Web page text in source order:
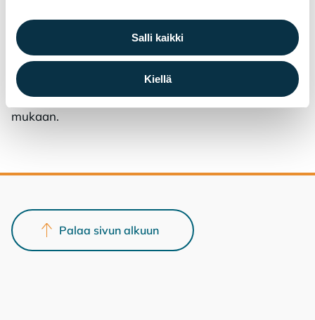
Salli kaikki
Kiellä
Diplo­min nou­ta­mi­nen
Varsinaiset lukudiplomithaetaan kirjastosta, kun
lukusuoritukset on todistettu opettajan ohjeiden
mukaan.
Palaa sivun alkuun